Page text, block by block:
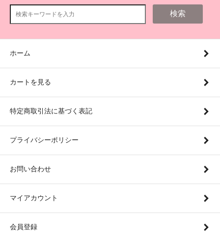
検索
ホーム
カートを見る
特定商取引法に基づく表記
プライバシーポリシー
お問い合わせ
マイアカウント
会員登録